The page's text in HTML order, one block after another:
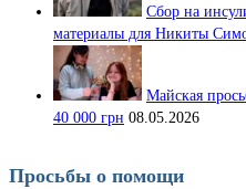
Сбор на
материалы для Никиты
Майская
40 000 грн 08.05.2026
Просьбы о помощи